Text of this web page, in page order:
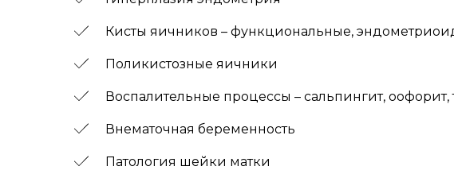
Кисты яичников – функциональные,
Поликистозные яичники
Воспалительные процессы – сальпингит,
Внематочная беременность
Патология шейки матки